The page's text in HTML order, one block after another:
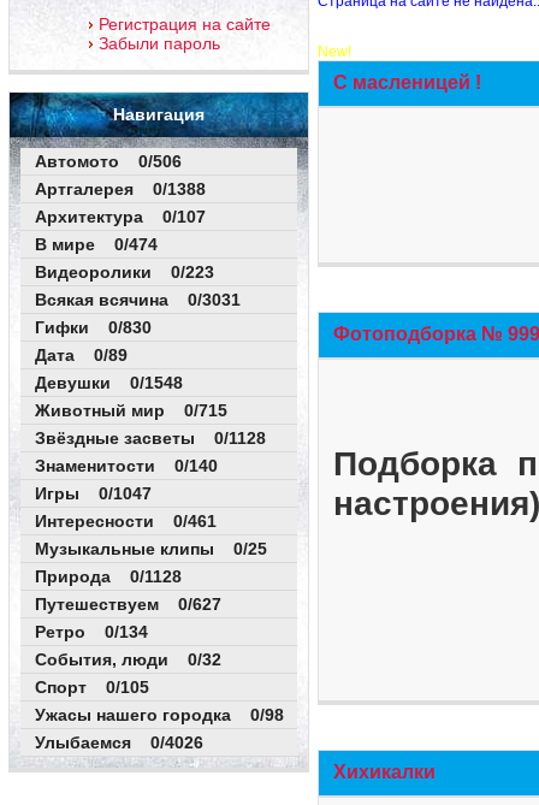
Регистрация на сайте
Забыли пароль
Навигация
Автомото 0/506
Артгалерея 0/1388
Архитектура 0/107
В мире 0/474
Видеоролики 0/223
Всякая всячина 0/3031
Гифки 0/830
Дата 0/89
Девушки 0/1548
Животный мир 0/715
Звёздные засветы 0/1128
Знаменитости 0/140
Игры 0/1047
Интересности 0/461
Музыкальные клипы 0/25
Природа 0/1128
Путешествуем 0/627
Ретро 0/134
События, люди 0/32
Спорт 0/105
Ужасы нашего городка 0/98
Улыбаемся 0/4026
New!
С масленицей !
Фотоподборка №
Подборка
Хихикалки